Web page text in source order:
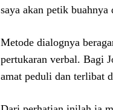
saya akan petik
Metode dialognya
pertukaran verbal. Bagi
amat peduli dan terlibat